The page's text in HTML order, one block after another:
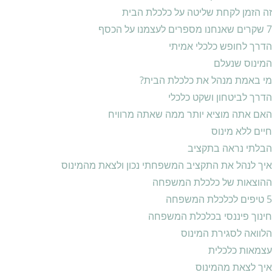
זה הזמן לקחת שליטה על כלכלת הבית
7 שקרים שאנחנו מספרים לעצמנו על הכסף
הדרך לחופש כלכלי אמיתי
המינוס שנעלם
מי באמת מנהל את כלכלת הבית?
הדרך לביטחון ושקט כלכלי
האם אתה מוציא יותר ממה שאתה מרוויח
חיים ללא מינוס
הבלתי נראה בתקציב
איך לנהל את התקציב המשפחתי נכון ולצאת מהמינוס
ההוצאות של כלכלת המשפחה
5 טיפים לכלכלת המשפחה
חינוך פיננסי בכלכלת המשפחה
הלוואה לסגירת המינוס
עצמאות כלכלית
איך לצאת מהמינוס